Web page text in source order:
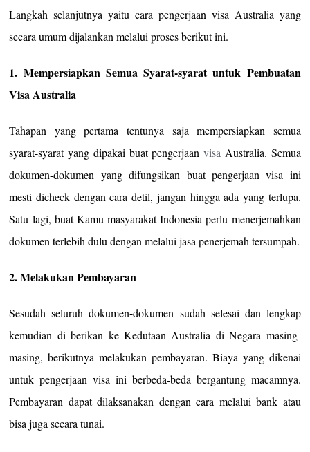
Langkah selanjutnya yaitu cara pengerjaan visa Australia yang
secara umum dijalankan melalui proses berikut ini.
1. Mempersiapkan Semua Syarat-syarat untuk Pembuatan
Visa Australia
Tahapan yang pertama tentunya saja mempersiapkan semua
syarat-syarat yang dipakai buat pengerjaanvisa Australia. Semua
dokumen-dokumen yang difungsikan buat pengerjaan visa ini
mesti dicheck dengan cara detil, jangan hingga ada yang terlupa.
Satu lagi, buat Kamu masyarakat Indonesia perlu menerjemahkan
dokumen terlebih dulu dengan melalui jasa penerjemah tersumpah.
2. Melakukan Pembayaran
Sesudah seluruh dokumen-dokumen sudah selesai dan lengkap
kemudian di berikan ke Kedutaan Australia di Negara masing-
masing, berikutnya melakukan pembayaran. Biaya yang dikenai
untuk pengerjaan visa ini berbeda-beda bergantung macamnya.
Pembayaran dapat dilaksanakan dengan cara melalui bank atau
bisa juga secara tunai.